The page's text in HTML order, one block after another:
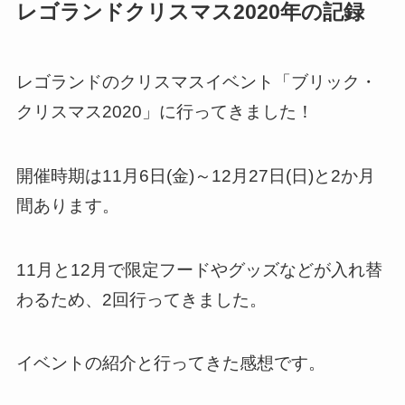
レゴランドクリスマス2020年の記録
レゴランドのクリスマスイベント「ブリック・
クリスマス2020」に行ってきました！
開催時期は11月6日(金)～12月27日(日)と2か月
間あります。
11月と12月で限定フードやグッズなどが入れ替
わるため、2回行ってきました。
イベントの紹介と行ってきた感想です。